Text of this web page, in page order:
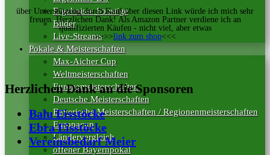
Ergebnisse Sonstige
Bilder
Live-Streams
Pokale & Meisterschaften
Max-Aicher Cup
Weltmeisterschaften
Europameisterschaften
Deutsche Meisterschaften
Bayerische Meisterschaften / Regionenmeisterschaften
Europacup
Ländervergleich
offener Bayernpokal
über Unterstützung durch Kauf über diesen Link würde ich mich sehr
freuen. Herzlichen Dank! Als Amazon Partner verdiene ich an
qualifizierten Käufen - nicht viel, aber etwas
>>>>link zum shop<<<
Herzlichen Dank an die Sponsoren
Balu Eisstöcke
Ebra Eisstöcke
Vereinsbedarf Meier